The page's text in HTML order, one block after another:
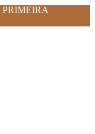
PRIMEIRA